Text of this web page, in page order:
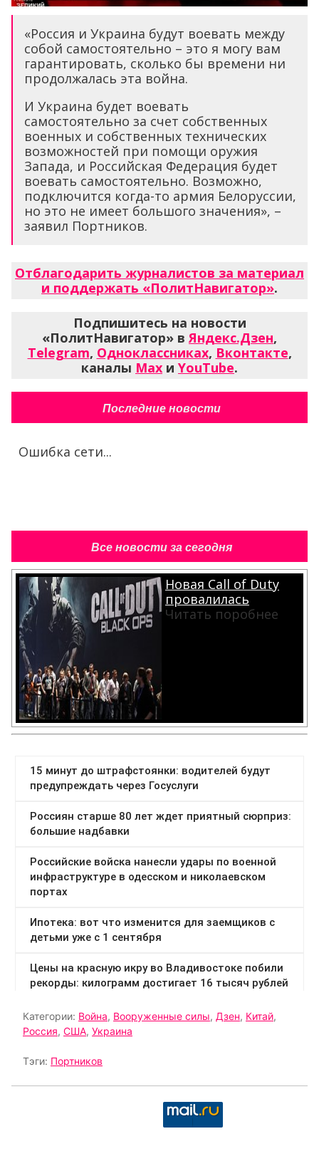
«Россия и Украина будут воевать между
собой самостоятельно – это я могу вам
гарантировать, сколько бы времени ни
продолжалась эта война.
И Украина будет воевать
самостоятельно за счет собственных
военных и собственных технических
возможностей при помощи оружия
Запада, и Российская Федерация будет
воевать самостоятельно. Возможно,
подключится когда-то армия Белоруссии,
но это не имеет большого значения», –
заявил Портников.
Отблагодарить журналистов за материал
и поддержать «ПолитНавигатор».
Подпишитесь на новости
«ПолитНавигатор» вЯндекс.Дзен,
Telegram, Одноклассниках, Вконтакте,
каналы Max и YouTube.
Последние новости
Ошибка сети...
Все новости за сегодня
Новая Call of Duty
провалилась
Читать поробнее
Категории: Война, Вооруженные силы, Дзен, Китай,
Россия, США, Украина
Тэги: Портников